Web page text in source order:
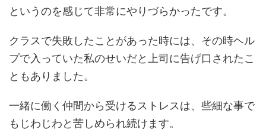
というのを感じて非常にやりづらかったです。
クラスで失敗したことがあった時には、その時ヘル
プで入っていた私のせいだと上司に告げ口されたこ
ともありました。
一緒に働く仲間から受けるストレスは、些細な事で
もじわじわと苦しめられ続けます。